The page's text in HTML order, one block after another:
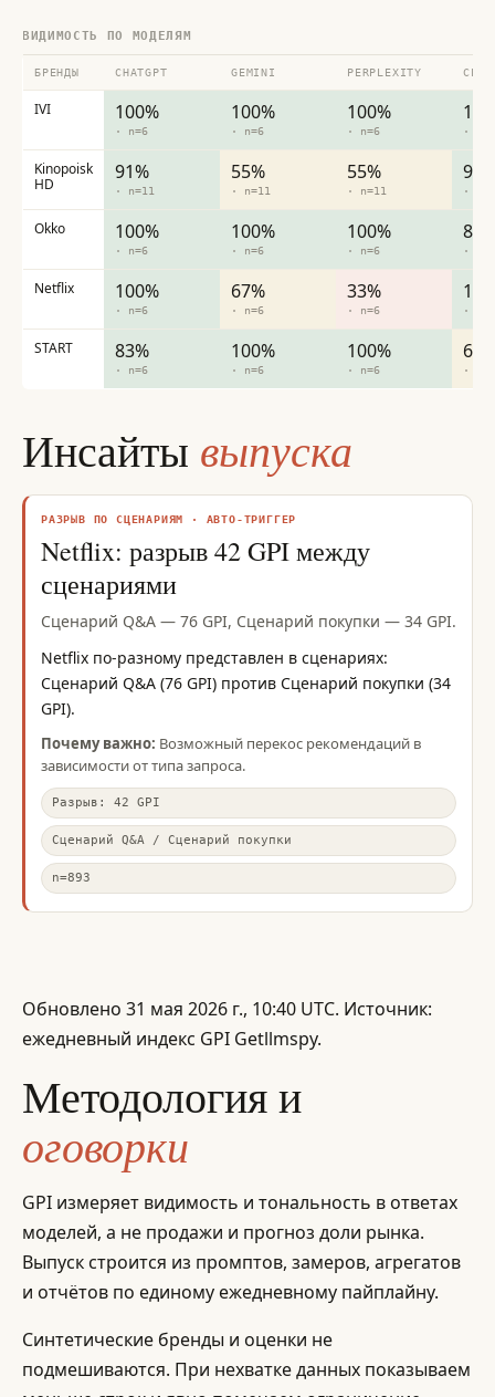
ВИДИМОСТЬ ПО МОДЕЛЯМ
БРЕНДЫ CHATGPT GEMINI PERPLEXITY
IVI 100%
· n=6
100%
· n=6
100%
· n=6 · n=6
Kinopoisk
HD
91%
· n=11
55%
· n=11
55%
· n=11 ·
Okko 100%
· n=6
100%
· n=6
100%
· n=6 · n=6
Netflix 100%
· n=6
67%
· n=6
33%
· n=6 · n=6
START 83%
· n=6
100%
· n=6
100%
· n=6 · n=6
Инсайты выпуска
РАЗРЫВ ПО СЦЕНАРИЯМ · АВТО-ТРИГГЕР
Netflix: разрыв 42 GPI между
сценариями
Сценарий Q&A — 76 GPI, Сценарий покупки — 34 GPI.
Netflix по-разному представлен в сценариях:
Сценарий Q&A (76 GPI) против Сценарий покупки (34
GPI).
Почему важно: Возможный перекос рекомендаций в
зависимости от типа запроса.
Разрыв: 42 GPI
Сценарий Q&A / Сценарий покупки
n=893
Обновлено 31 мая 2026 г., 10:40 UTC. Источник:
ежедневный индекс GPI Getllmspy.
Методология и
оговорки
GPI измеряет видимость и тональность в ответах
моделей, а не продажи и прогноз доли рынка.
Выпуск строится из промптов, замеров, агрегатов
и отчётов по единому ежедневному пайплайну.
Синтетические бренды и оценки не
подмешиваются. При нехватке данных показываем